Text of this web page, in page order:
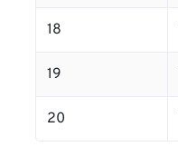
18
19
20